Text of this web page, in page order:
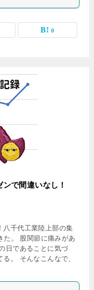
0
で間違いなし！
八千代工業陸上部の集
た。 股関節に痛みがあ
日であることに気づ
。 そんなこんなで、